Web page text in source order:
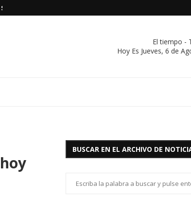
PUBLICOS VIVIENDA Y CREDITO DE EL SOCORRO LTDA.
COMUNICADO IMPORTANTE
El tiempo -
Hoy Es Jueves, 6 de
BUSCAR EN EL ARCHIVO DE